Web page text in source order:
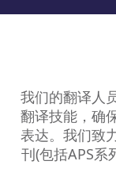
我们的翻译人
翻译技能，确
表达。我们致
刊(包括APS系